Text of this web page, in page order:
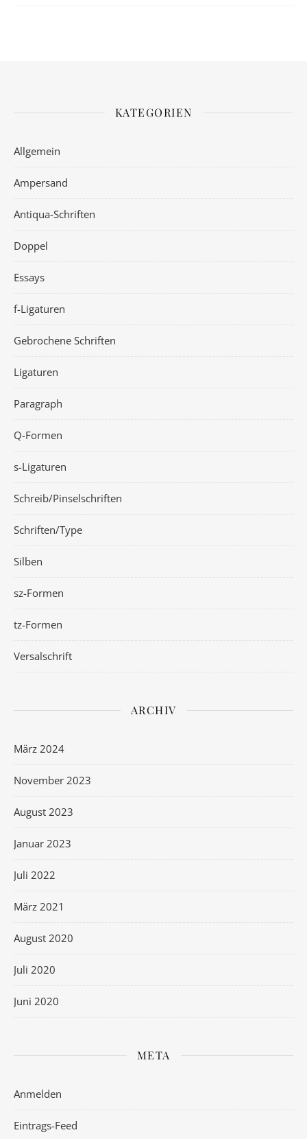
KATEGORIEN
Allgemein
Ampersand
Antiqua-Schriften
Doppel
Essays
f-Ligaturen
Gebrochene Schriften
Ligaturen
Paragraph
Q-Formen
s-Ligaturen
Schreib/Pinselschriften
Schriften/Type
Silben
sz-Formen
tz-Formen
Versalschrift
ARCHIV
März 2024
November 2023
August 2023
Januar 2023
Juli 2022
März 2021
August 2020
Juli 2020
Juni 2020
META
Anmelden
Eintrags-Feed